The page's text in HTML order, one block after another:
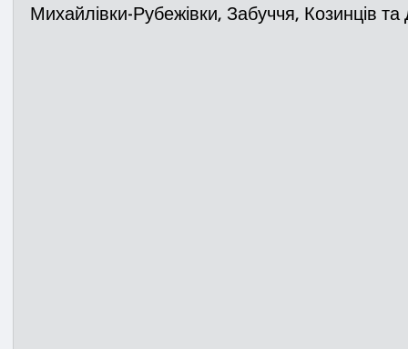
Михайлівки-Рубежівки, Забуччя, Козинців та